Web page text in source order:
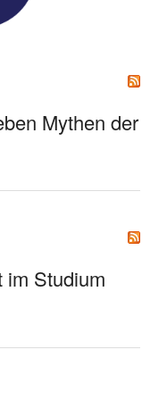
Mythen der
im Studium